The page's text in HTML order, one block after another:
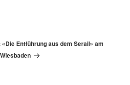
Entführung aus dem Serail» am